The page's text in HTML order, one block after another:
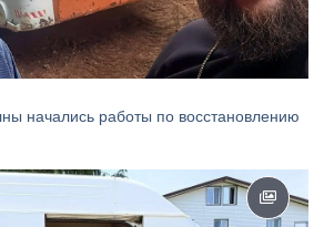
начались работы по восстановлению